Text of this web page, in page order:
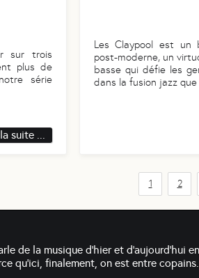
sur trois
plus de
série
suite ...
Les Claypool est un
post-moderne, un
basse qui défie les
dans la fusion jazz
1 2
de la musique d'hier et d'aujourd'hui
qu'ici, finalement, on est entre copains.